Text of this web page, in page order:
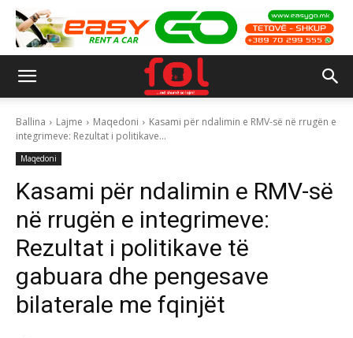
Ballina Lajme Maqedoni
Kasami për ndalimin e RMV-së në rrugën e
integrimeve: Rezultat i politikave...
Maqedoni
Kasami për ndalimin e RMV-së
në rrugën e integrimeve:
Rezultat i politikave të
gabuara dhe pengesave
bilaterale me fqinjët